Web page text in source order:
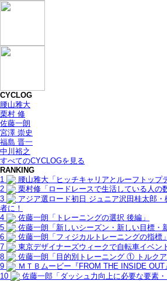
CYCLOG
腰山雅大
栗村 修
佐藤一朗
宮澤 崇史
福島 晋一
中川裕之
すべてのCYCLOGを見る
RANKING
1
腰山雅大「ヒッチキャリアとルーフトップ
2
栗村修「ロードレースで生活している人の
3
アジア選ロード初日 ジュニア沢田桂太郎
者に！
4
佐藤一朗「トレーニングの選択 後編」
5
佐藤一朗「新しいシーズン・新しい目標・
6
佐藤一朗「フィジカルトレーニングの指標」
7
東京デザイナーズウィークで自転車イベン
8
佐藤一朗「目的別トレーニング ① トルクア
9
ＭＴＢムービー『FROM THE INSIDE OUT
10
佐藤一郎「ダッシュ力向上に必要な要素